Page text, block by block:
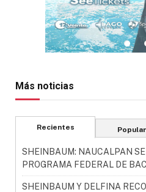
Más noticias
Recientes
SHEINBAUM: NAUCALPAN
PROGRAMA FEDERAL DE
SHEINBAUM Y DELFINA